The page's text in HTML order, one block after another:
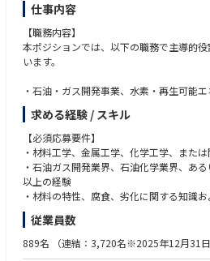
仕事内容
【職務内容】
本ポジションでは、以下の職務で主導的
います。
・石油・ガス開発事業、水素・再生可能
連する金属材料・塗装材料の選定、評価、
・材料の腐食・劣化メカニズムの分析およ
・新素材の研究・開発および技術導入の検討
・当社が関与するプロジェクト技術レビ
るソリューション/助言提供
・社内外の関係者との調整、プロジェクト
・社内あるいは業界技術規格・基準・ガイ
・関連業界団体、学会などへの参画
求める経験 / スキル
【必須応募要件】
・材料工学、金属工学、化学工学、また
・石油ガス開発業界、石油化学業界、あ
以上の経験
・材料の特性、腐食、劣化に関する知識
・日本語および英語でのコミュニケーショ
・材料関連主要国内外規格・基準に関する
したことがあれば尚良）
従業員数
889名 （連結：3,720名※2025年12月31日